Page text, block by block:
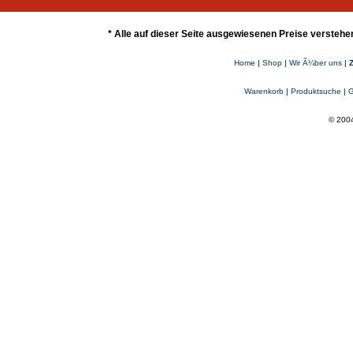
* Alle auf dieser Seite ausgewiesenen Preise
Home | Shop| Wir Ã¼ber uns|
Warenkorb| Produktsuche |
©